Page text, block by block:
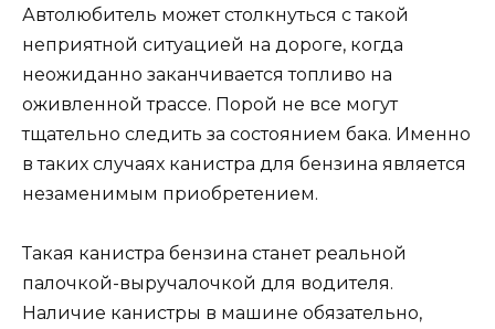
Автолюбитель может столкнуться с такой
неприятной ситуацией на дороге, когда
неожиданно заканчивается топливо на
оживленной трассе. Порой не все могут
тщательно следить за состоянием бака. Именно
в таких случаях канистра для бензина является
незаменимым приобретением.
Такая канистра бензина станет реальной
палочкой-выручалочкой для водителя.
Наличие канистры в машине обязательно,